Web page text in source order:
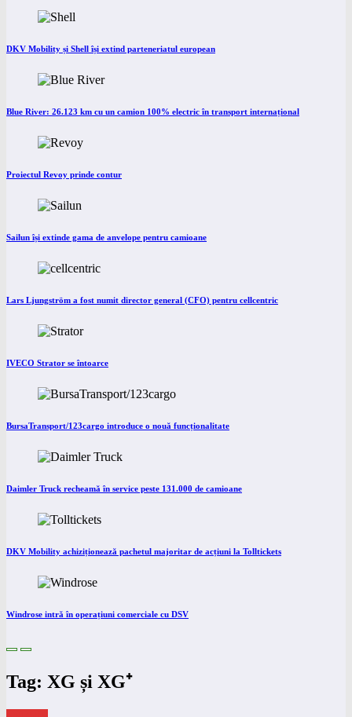
DKV Mobility și Shell își extind parteneriatul european
Blue River: 26.123 km cu un camion 100% electric în transport internațional
Proiectul Revoy prinde contur
Sailun își extinde gama de anvelope pentru camioane
Lars Ljungström a fost numit director general (CFO) pentru cellcentric
IVECO Strator se întoarce
BursaTransport/123cargo introduce o nouă funcționalitate
Daimler Truck recheamă în service peste 131.000 de camioane
DKV Mobility achiziționează pachetul majoritar de acțiuni la Tolltickets
Windrose intră în operațiuni comerciale cu DSV
Tag: XG și XG⁺